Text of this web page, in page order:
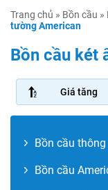
Trang chủ » Bồn cầu »
tường American
Bồn cầu két
Giá tăng
Bồn cầu
Bồn cầu